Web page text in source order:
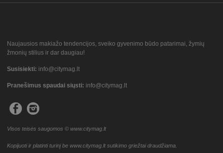
Naujausios makiažo tendencijos, sveiko gyvenimo būdo patarimai, žymių
žmonių stilius ir dar daugiau!
Susisiekti: info@citymag.lt
Pranešimus spaudai siųsti: info@citymag.lt
Visos teisės saugomos © www.citymag.lt
Kopijuoti ir platinti turinį be www.citymag.lt sutikimo griežtai draudžiama.